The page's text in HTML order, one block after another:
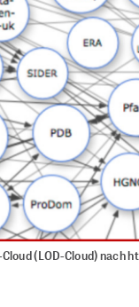
(LOD-Cloud)